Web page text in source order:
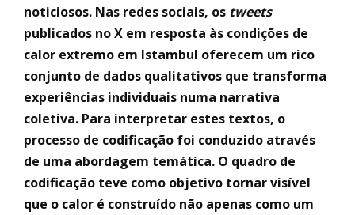
noticiosos. Nas redes sociais, os tweets
publicados no X em resposta às condições de
calor extremo em Istambul oferecem um rico
conjunto de dados qualitativos que transforma
experiências individuais numa narrativa
coletiva. Para interpretar estes textos, o
processo de codificação foi conduzido através
de uma abordagem temática. O quadro de
codificação teve como objetivo tornar visível
que o calor é construído não apenas como um